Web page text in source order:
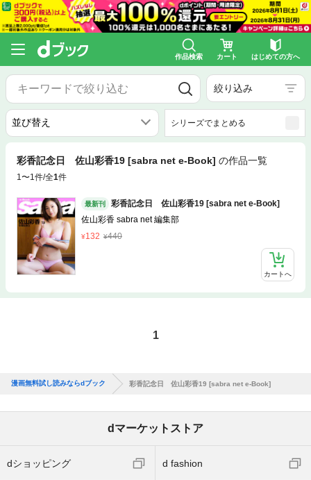
作品検索 カート はじめての方へ
絞り込み
シリーズでまとめる
彩香記念日 佐山彩香19 [sabra net e-Book] の作品一覧
1〜1件/全1件
最新刊
彩香記念日 佐山彩香19 [sabra net e-Book]
佐山彩香 sabra net 編集部
132
440
カートへ
1
漫画無料試し読みならdブック 彩香記念日 佐山彩香19 [sabra net e-Book]
dマーケットストア
dショッピング d fashion